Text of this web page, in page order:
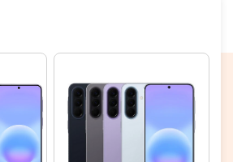
池
格（USB 3.2 Gen 1），支援 45W
線充電、無線電力分享